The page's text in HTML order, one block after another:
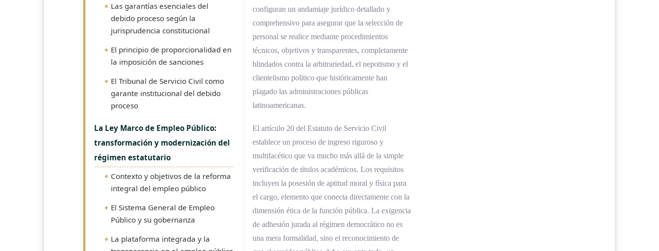
Las garantías esenciales del
debido proceso según la
jurisprudencia constitucional
El principio de proporcionalidad en
la imposición de sanciones
El Tribunal de Servicio Civil como
garante institucional del debido
proceso
La Ley Marco de Empleo Público:
transformación y modernización del
régimen estatutario
Contexto y objetivos de la reforma
integral del empleo público
El Sistema General de Empleo
Público y su gobernanza
La plataforma integrada y la
configuran un andamiaje jurídico detallado y
comprehensivo para asegurar que la selección de
personal se realice mediante procedimientos
técnicos, objetivos y transparentes, completamente
blindados contra la arbitrariedad, el nepotismo y el
clientelismo político que históricamente han
plagado las administraciones públicas
latinoamericanas.
El artículo 20 del Estatuto de Servicio Civil
establece un proceso de ingreso riguroso y
multifacético que va mucho más allá de la simple
verificación de títulos académicos. Los requisitos
incluyen la posesión de aptitud moral y física para
el cargo, elemento que conecta directamente con la
dimensión ética de la función pública. La exigencia
de adhesión jurada al régimen democrático no es
una mera formalidad, sino el reconocimiento de